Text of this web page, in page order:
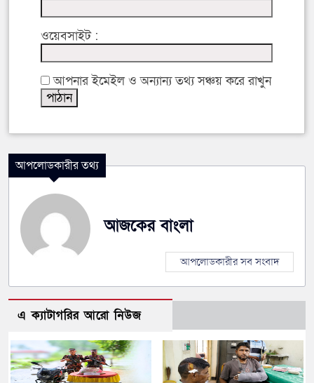
ওয়েবসাইট :
আপনার ইমেইল ও অন্যান্য তথ্য সঞ্চয় করে রাখুন
আপলোডকারীর তথ্য
আজকের বাংলা
আপলোডকারীর সব সংবাদ
এ ক্যাটাগরির আরো নিউজ